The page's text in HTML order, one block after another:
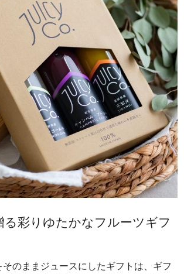
る彩りゆたかなフルーツギフ
のままジュースにしたギフトは、ギフ